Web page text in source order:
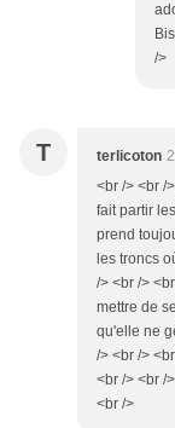
/>
T terlicoton
<br /> <br /
fait partir
prend
les troncs
/> <br />
mettre de
qu'elle ne
/> <br />
<br /> <br /
<br />